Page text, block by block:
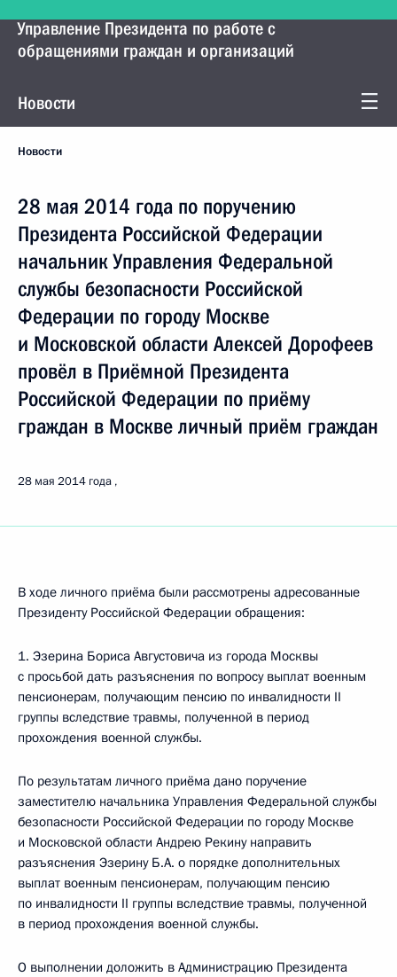
Управление Президента по работе с
обращениями граждан и организаций
Новости
Новости
28 мая 2014 года по поручению
Президента Российской Федерации
начальник Управления Федеральной
службы безопасности Российской
Федерации по городу Москве
и Московской области Алексей Дорофеев
провёл в Приёмной Президента
Российской Федерации по приёму
граждан в Москве личный приём граждан
28 мая 2014 года
В ходе личного приёма были рассмотрены адресованные
Президенту Российской Федерации обращения:
1. Эзерина Бориса Августовича из города Москвы
с просьбой дать разъяснения по вопросу выплат военным
пенсионерам, получающим пенсию по инвалидности II
группы вследствие травмы, полученной в период
прохождения военной службы.
По результатам личного приёма дано поручение
заместителю начальника Управления Федеральной службы
безопасности Российской Федерации по городу Москве
и Московской области Андрею Рекину направить
разъяснения Эзерину Б.А. о порядке дополнительных
выплат военным пенсионерам, получающим пенсию
по инвалидности II группы вследствие травмы, полученной
в период прохождения военной службы.
О выполнении доложить в Администрацию Президента